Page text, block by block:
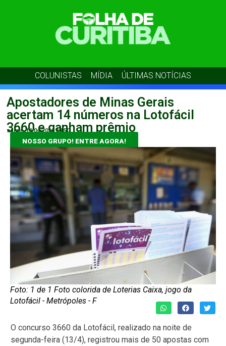
COLUNISTAS MÍDIA ÚLTIMAS NOTÍCIAS
Apostadores de Minas Gerais
acertam 14 números na Lotofácil
3660 e ganham prêmio
admin 14/04/2026 18:50
NOSSO GRUPO! ENTRE AGORA!
Foto: 1 de 1 Foto colorida de Loterias Caixa, jogo da
Lotofácil - Metrópoles - F
O concurso 3660 da Lotofácil, realizado na noite de
segunda-feira (13/4), registrou mais de 50 apostas com